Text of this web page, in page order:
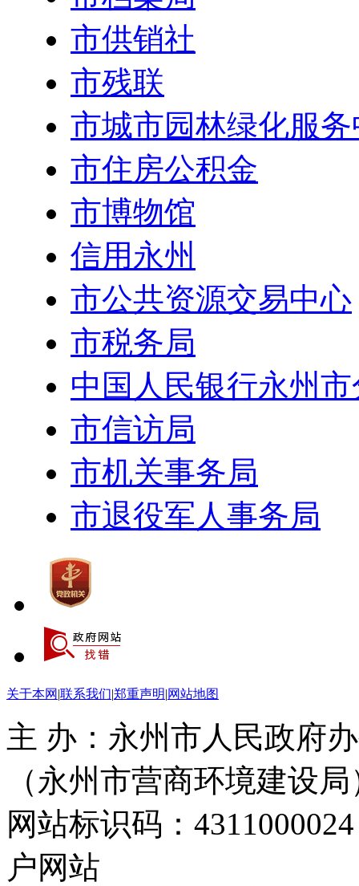
市供销社
市残联
市城市园林绿化服
市住房公积金
市博物馆
信用永州
市公共资源交易中心
市税务局
中国人民银行永州
市信访局
市机关事务局
市退役军人事务局
关于本网 |联系我们|郑重声明|网站地图
主 办：永州市人民政府
（永州市营商环境建设局
网站标识码：
户网站